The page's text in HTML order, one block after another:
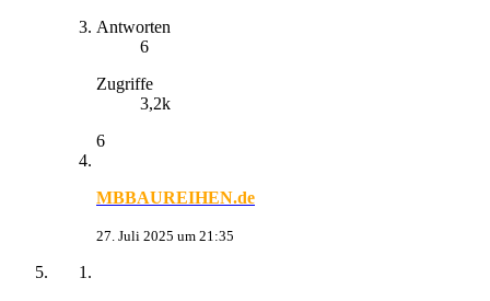
Antworten
6
Zugriffe
3,2k
6
MBBAUREIHEN.de
27. Juli 2025 um 21:35